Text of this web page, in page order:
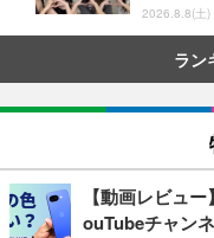
2026.8.8(土)
ラン
【動画レビュ
ouTubeチャン